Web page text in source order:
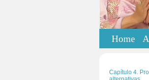
Home
Capítulo 4.